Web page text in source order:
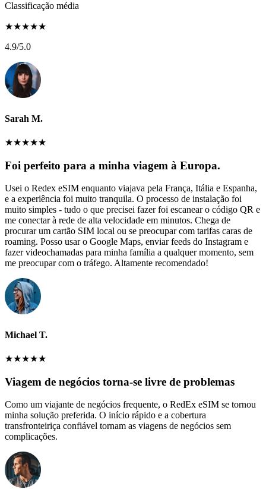
Classificação média
★★★★★
4.9/5.0
Sarah M.
★★★★★
Foi perfeito para a minha viagem à Europa.
Usei o Redex eSIM enquanto viajava pela França, Itália e Espanha,
e a experiência foi muito tranquila. O processo de instalação foi
muito simples - tudo o que precisei fazer foi escanear o código QR e
me conectar à rede de alta velocidade em minutos. Chega de
procurar um cartão SIM local ou se preocupar com tarifas caras de
roaming. Posso usar o Google Maps, enviar feeds do Instagram e
fazer videochamadas para minha família a qualquer momento, sem
me preocupar com o tráfego. Altamente recomendado!
Michael T.
★★★★★
Viagem de negócios torna-se livre de problemas
Como um viajante de negócios frequente, o RedEx eSIM se tornou
minha solução preferida. O início rápido e a cobertura
transfronteiriça confiável tornam as viagens de negócios sem
complicações.